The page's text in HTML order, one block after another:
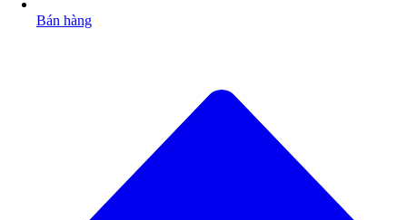
Bán hàng